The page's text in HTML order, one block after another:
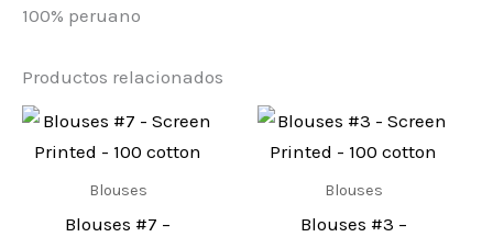
100% peruano
Productos relacionados
Blouses
Blouses #7 –
Blouses
Blouses #3 –